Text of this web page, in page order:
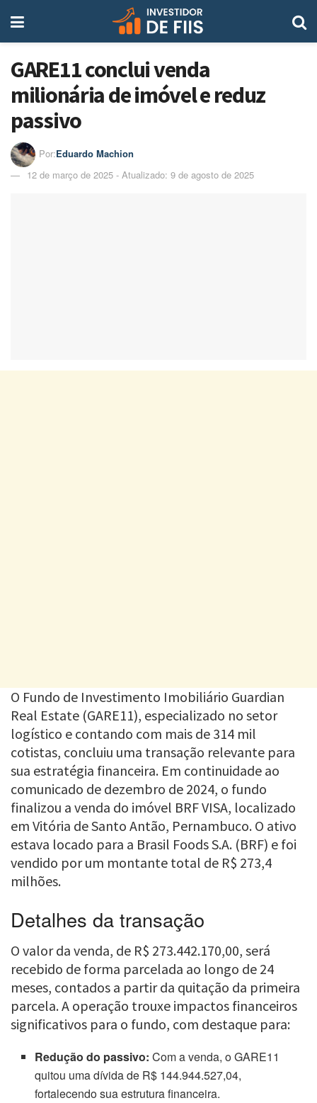
GARE11 conclui venda
milionária de imóvel e reduz
passivo
Por:Eduardo Machion
12 de março de 2025 - Atualizado: 9 de agosto de 2025
O Fundo de Investimento Imobiliário Guardian
Real Estate (GARE11), especializado no setor
logístico e contando com mais de 314 mil
cotistas, concluiu uma transação relevante para
sua estratégia financeira. Em continuidade ao
comunicado de dezembro de 2024, o fundo
finalizou a venda do imóvel BRF VISA, localizado
em Vitória de Santo Antão, Pernambuco. O ativo
estava locado para a Brasil Foods S.A. (BRF) e foi
vendido por um montante total de R$ 273,4
milhões.
Detalhes da transação
O valor da venda, de R$ 273.442.170,00, será
recebido de forma parcelada ao longo de 24
meses, contados a partir da quitação da primeira
parcela. A operação trouxe impactos financeiros
significativos para o fundo, com destaque para:
Redução do passivo: Com a venda, o GARE11
quitou uma dívida de R$ 144.944.527,04,
fortalecendo sua estrutura financeira.